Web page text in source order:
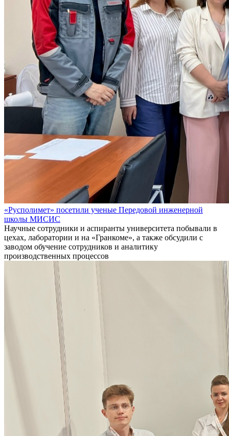
«Русполимет» посетили ученые Передовой инженерной
школы МИСИС
Научные сотрудники и аспиранты университета побывали в
цехах, лаборатории и на «Гранкоме», а также обсудили с
заводом обучение сотрудников и аналитику
производственных процессов